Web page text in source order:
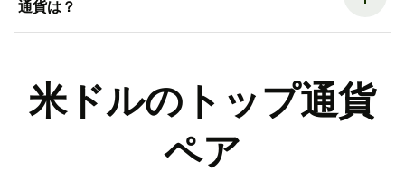
通貨は？
米ドルのトップ通貨
ペア